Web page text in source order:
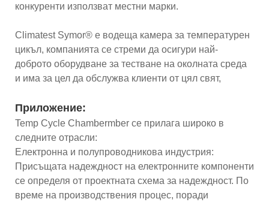
конкуренти използват местни марки.
Climatest Symor® е водеща камера за температурен
цикъл, компанията се стреми да осигури най-
доброто оборудване за тестване на околната среда
и има за цел да обслужва клиенти от цял ​​свят,
Приложение:
Temp Cycle Chambermber се прилага широко в
следните отрасли:
Електронна и полупроводникова индустрия:
Присъщата надеждност на електронните компоненти
се определя от проектната схема за надеждност. По
време на производствения процес, поради